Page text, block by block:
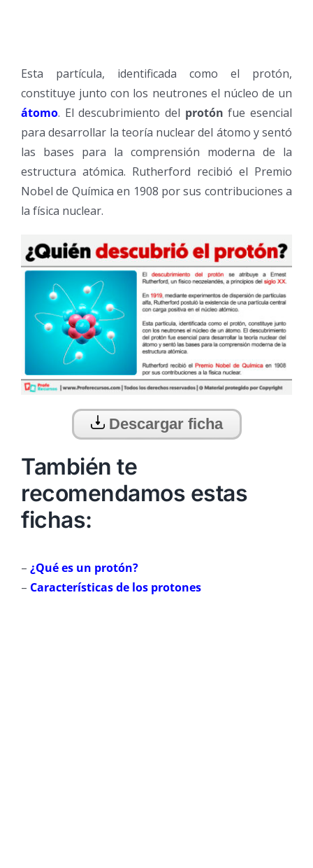
Esta partícula, identificada como el protón,
constituye junto con los neutrones el núcleo de un
átomo. El descubrimiento del protón fue esencial
para desarrollar la teoría nuclear del átomo y sentó
las bases para la comprensión moderna de la
estructura atómica. Rutherford recibió el Premio
Nobel de Química en 1908 por sus contribuciones a
la física nuclear.
Descargar ficha
También te
recomendamos estas
fichas:
– ¿Qué es un protón?
– Características de los protones